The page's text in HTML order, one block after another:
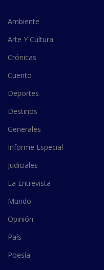
Ambiente
Arte Y Cultura
Crónicas
Cuento
Deportes
Destinos
Generales
Informe Especial
Judiciales
La Entrevista
Mundo
Opinión
País
Poesía